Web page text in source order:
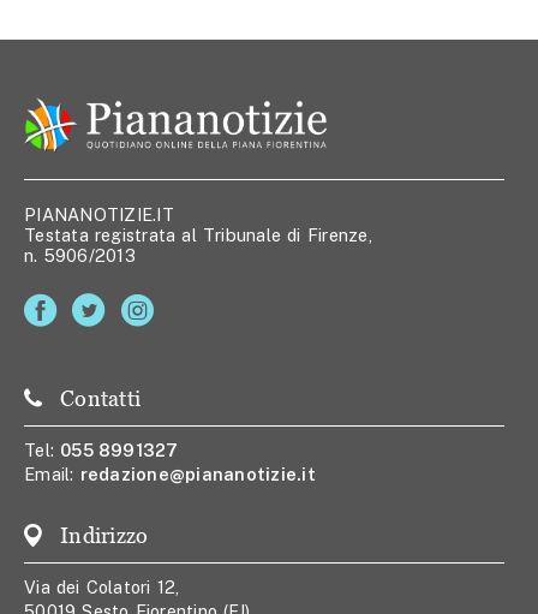
PIANANOTIZIE.IT
Testata registrata al Tribunale di Firenze,
n. 5906/2013
Contatti
Tel: 055 8991327
Email: redazione@piananotizie.it
Indirizzo
Via dei Colatori 12,